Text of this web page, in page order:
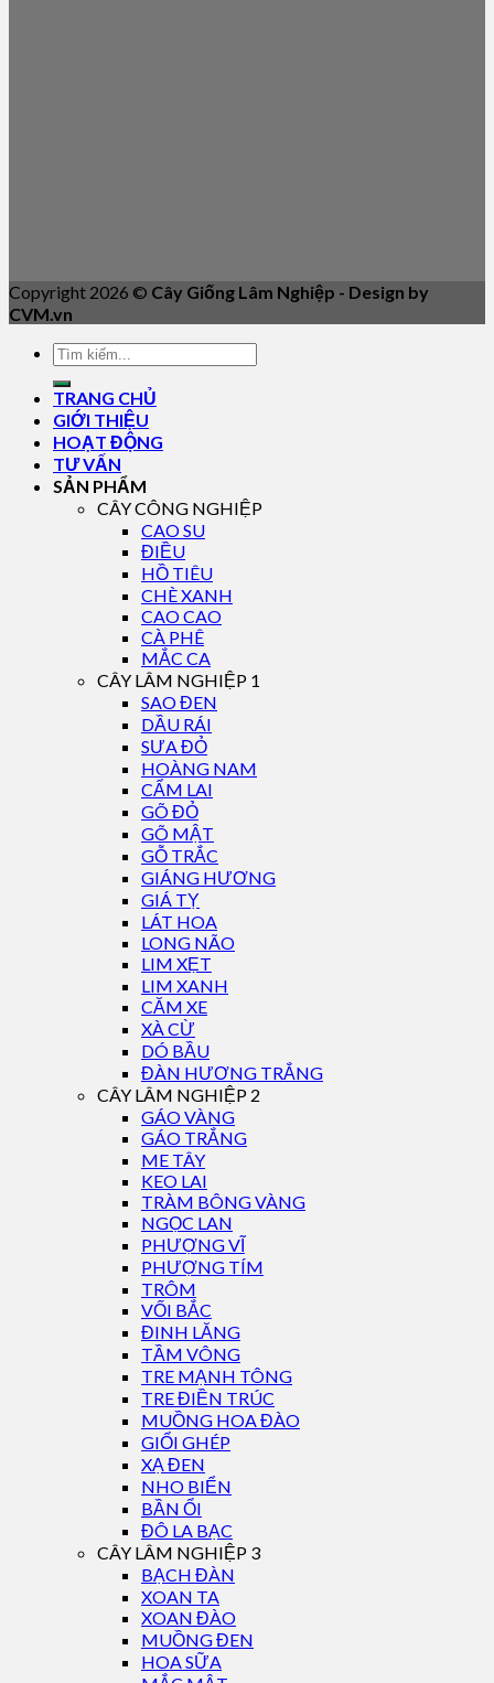
Copyright 2026 © Cây Giống Lâm Nghiệp - Design by
CVM.vn
TRANG CHỦ
GIỚI THIỆU
HOẠT ĐỘNG
TƯ VẤN
SẢN PHẨM
CÂY CÔNG NGHIỆP
CAO SU
ĐIỀU
HỒ TIÊU
CHÈ XANH
CAO CAO
CÀ PHÊ
MẮC CA
CÂY LÂM NGHIỆP 1
SAO ĐEN
DẦU RÁI
SƯA ĐỎ
HOÀNG NAM
CẨM LAI
GÕ ĐỎ
GÕ MẬT
GỖ TRẮC
GIÁNG HƯƠNG
GIÁ TỴ
LÁT HOA
LONG NÃO
LIM XẸT
LIM XANH
CĂM XE
XÀ CỪ
DÓ BẦU
ĐÀN HƯƠNG TRẮNG
CÂY LÂM NGHIỆP 2
GÁO VÀNG
GÁO TRẮNG
ME TÂY
KEO LAI
TRÀM BÔNG VÀNG
NGỌC LAN
PHƯỢNG VĨ
PHƯỢNG TÍM
TRÔM
VỐI BẮC
ĐINH LĂNG
TẦM VÔNG
TRE MẠNH TÔNG
TRE ĐIỀN TRÚC
MUỒNG HOA ĐÀO
GIỔI GHÉP
XẠ ĐEN
NHO BIỂN
BẦN ỔI
ĐÔ LA BẠC
CÂY LÂM NGHIỆP 3
BẠCH ĐÀN
XOAN TA
XOAN ĐÀO
MUỒNG ĐEN
HOA SỮA